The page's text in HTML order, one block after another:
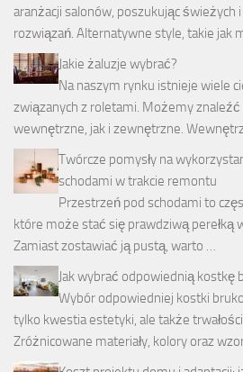
aranżacji salonów, poszukując świeżych
rozwiązań. Alternatywne style, takie jak
Jakie żaluzje wybrać?
Na naszym rynku istnieje wiele
związanych z roletami. Możemy
wewnętrzne, jak i zewnętrzne.
Twórcze pomysły na
schodami w trakcie remontu
Przestrzeń pod schodami to
które może stać się prawdziwą perełką
Zamiast zostawiać ją pustą, warto …
Jak wybrać odpowiednią kostkę
Wybór odpowiedniej kostki
tylko kwestia estetyki, ale także
Zróżnicowane materiały, kolory oraz